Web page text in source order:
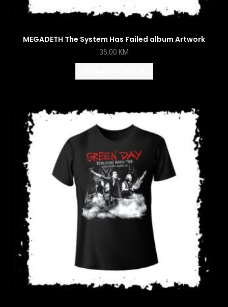
MEGADETH The System Has Failed album Artwork
35,00 KM